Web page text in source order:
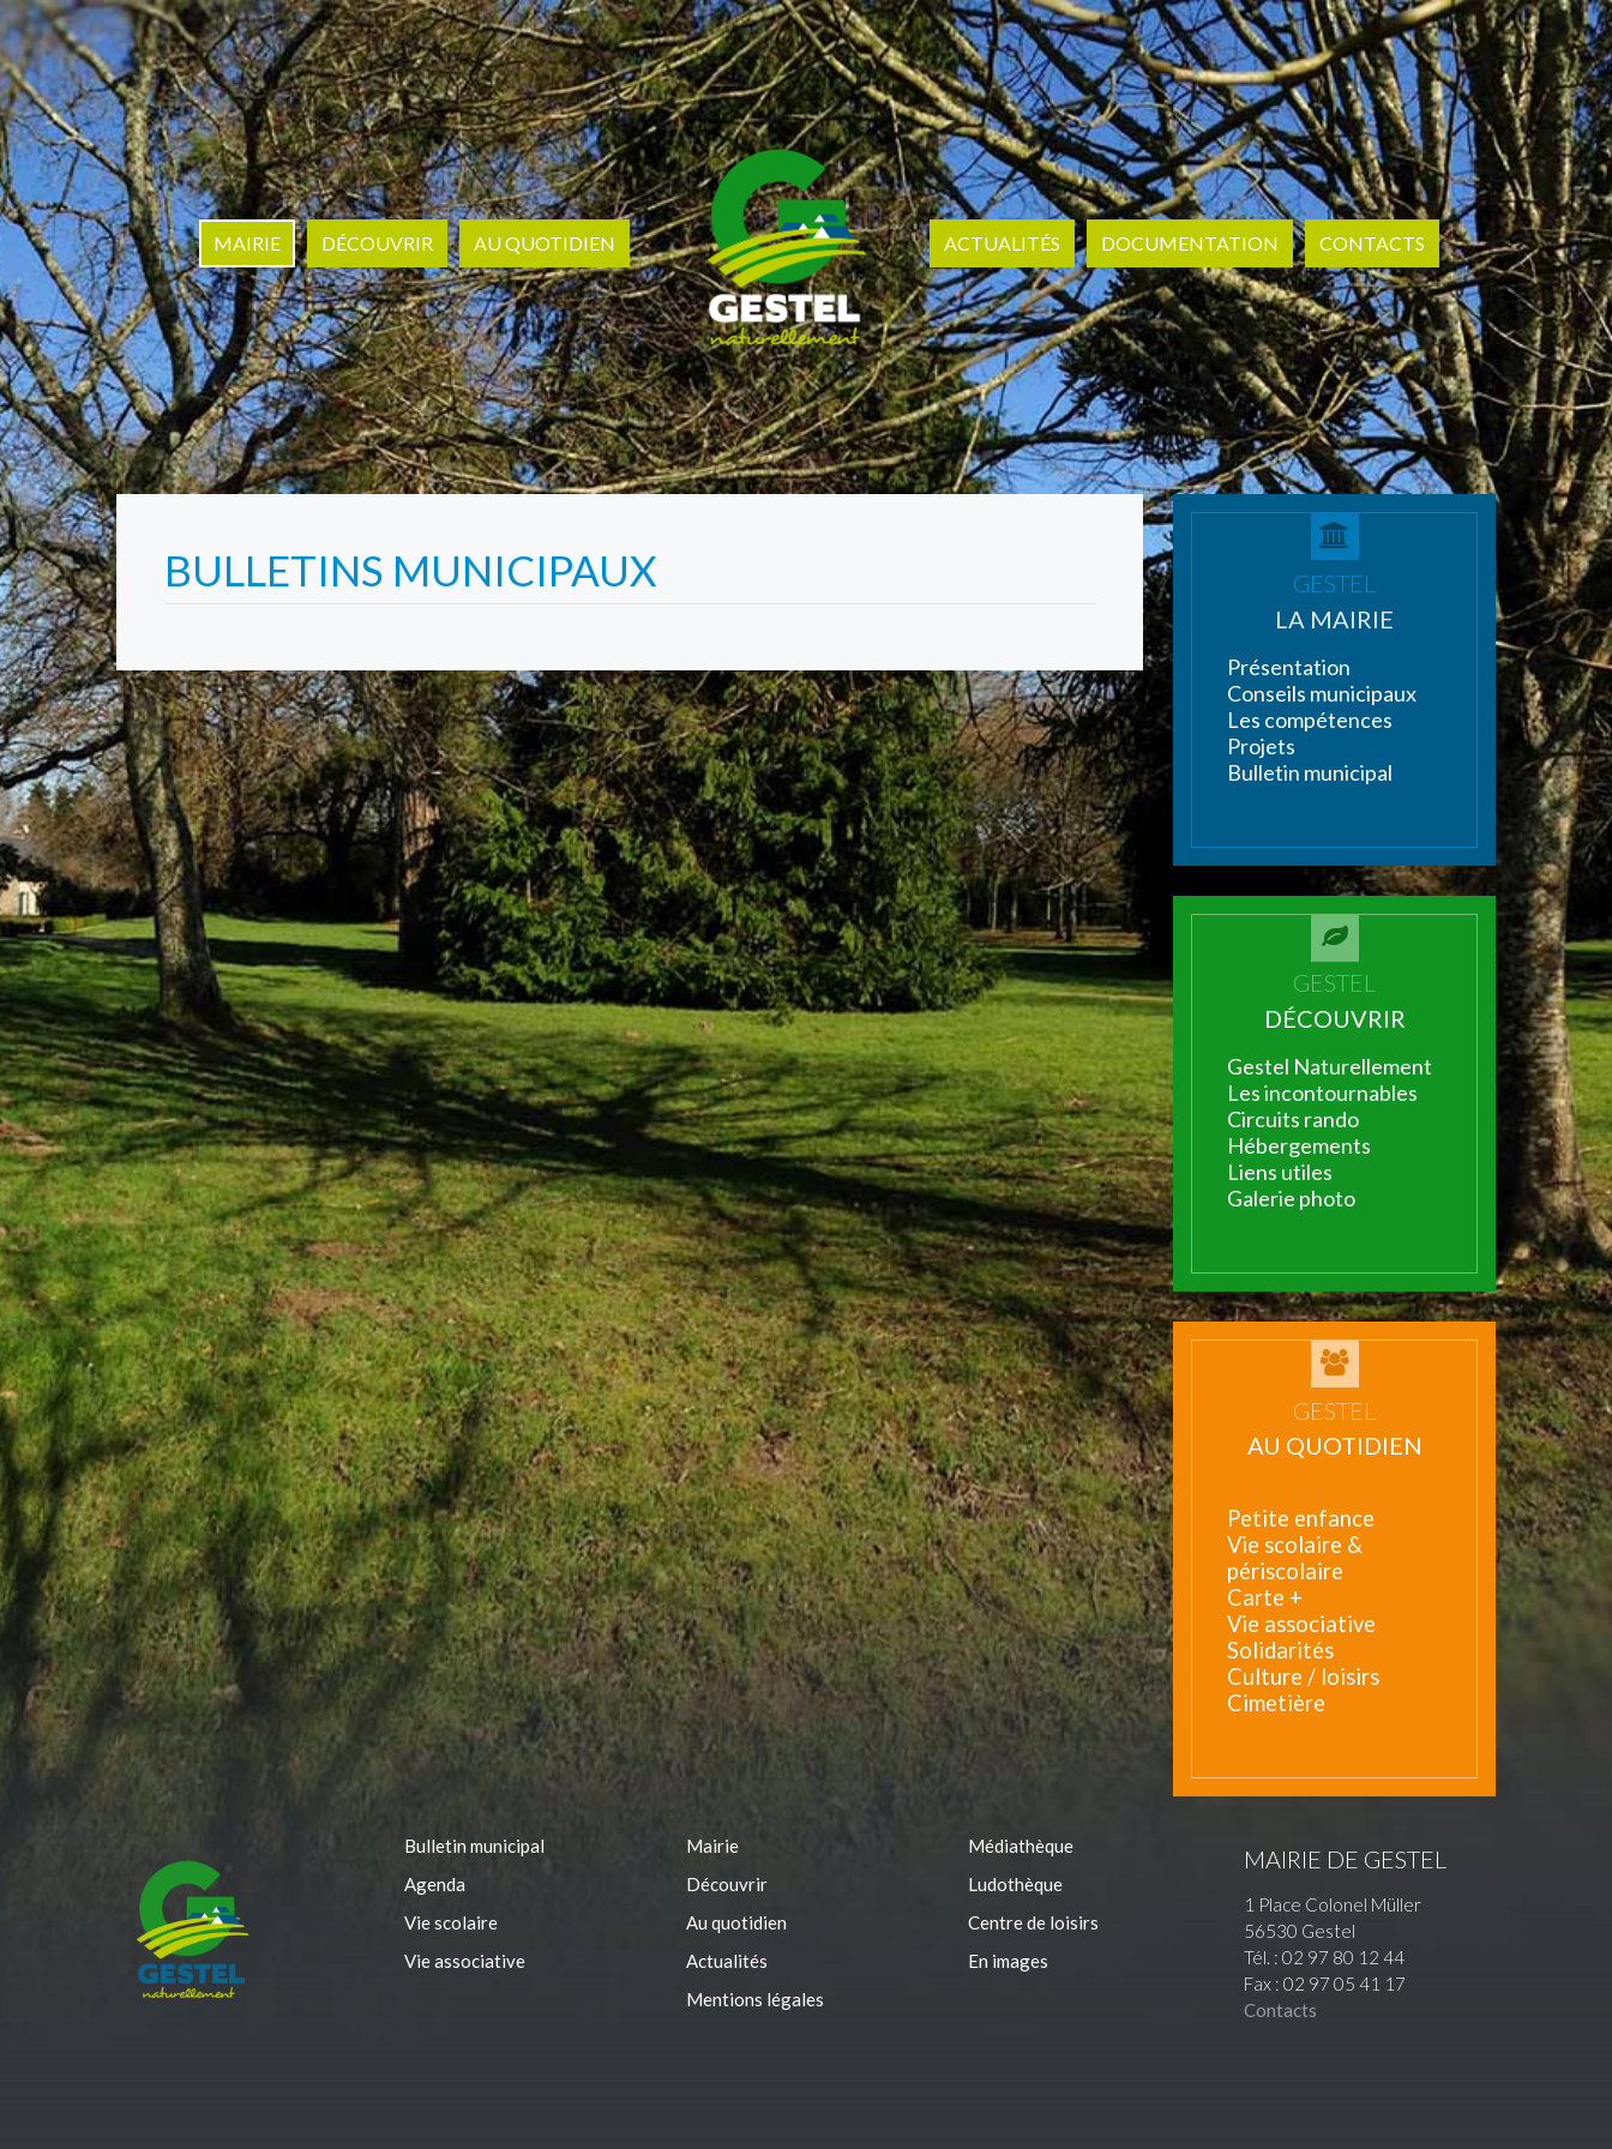
MAIRIE DÉCOUVRIR AU QUOTIDIEN ACTUALITÉS DOCUMENTATION CONTACTS
BULLETINS MUNICIPAUX
GESTEL
LA MAIRIE
Présentation
Conseils municipaux
Les compétences
Projets
Bulletin municipal
GESTEL
DÉCOUVRIR
Gestel Naturellement
Les incontournables
Circuits rando
Hébergements
Liens utiles
Galerie photo
GESTEL
AU QUOTIDIEN
Petite enfance
Vie scolaire &
périscolaire
Carte +
Vie associative
Solidarités
Culture / loisirs
Cimetière
Bulletin municipal
Agenda
Vie scolaire
Vie associative
Mairie
Découvrir
Au quotidien
Actualités
Mentions légales
Médiathèque
Ludothèque
Centre de loisirs
En images
MAIRIE DE GESTEL
1 Place Colonel Müller
56530 Gestel
Tél. : 02 97 80 12 44
Fax : 02 97 05 41 17
Contacts